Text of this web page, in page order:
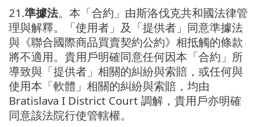
21.準據法。本「合約」由斯洛伐克共和國法律管
理與解釋。「使用者」及「提供者」同意準據法
與《聯合國際商品買賣契約公約》相抵觸的條款
將不適用。貴用戶明確同意任何因本「合約」所
導致與「提供者」相關的糾紛與索賠，或任何與
使用本「軟體」相關的糾紛與索賠，均由
Bratislava I District Court 調解，貴用戶亦明確
同意該法院行使管轄權。